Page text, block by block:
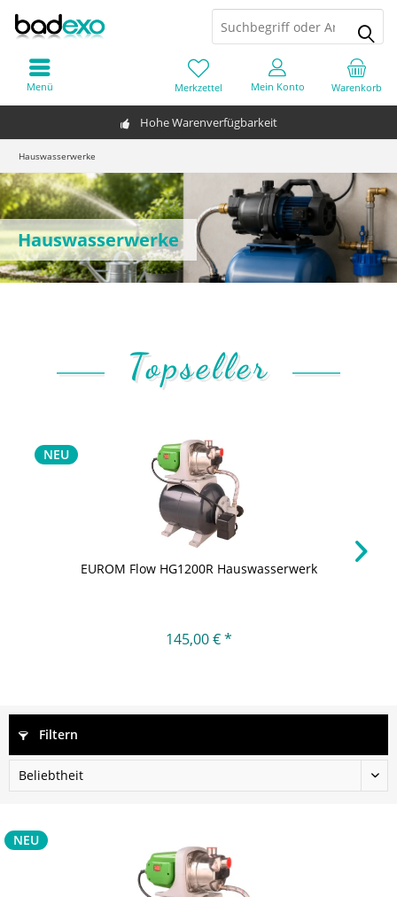
Hohe Warenverfügbarkeit
Warenkorb
Merkzettel Mein Konto
Menü
Hauswasserwerke
Hauswasserwerke
Topseller
NEU
EUROM Flow HG1200R Hauswasserwerk
145,00 € *
Filtern
NEU